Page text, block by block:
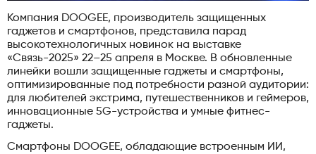
Компания DOOGEE, производитель защищенных
гаджетов и смартфонов, представила парад
высокотехнологичных новинок на выставке
«Связь-2025» 22–25 апреля в Москве. В обновленные
линейки вошли защищенные гаджеты и смартфоны,
оптимизированные под потребности разной аудитории:
для любителей экстрима, путешественников и геймеров,
инновационные 5G-устройства и умные фитнес-
гаджеты.
Смартфоны DOOGEE, обладающие встроенным ИИ,